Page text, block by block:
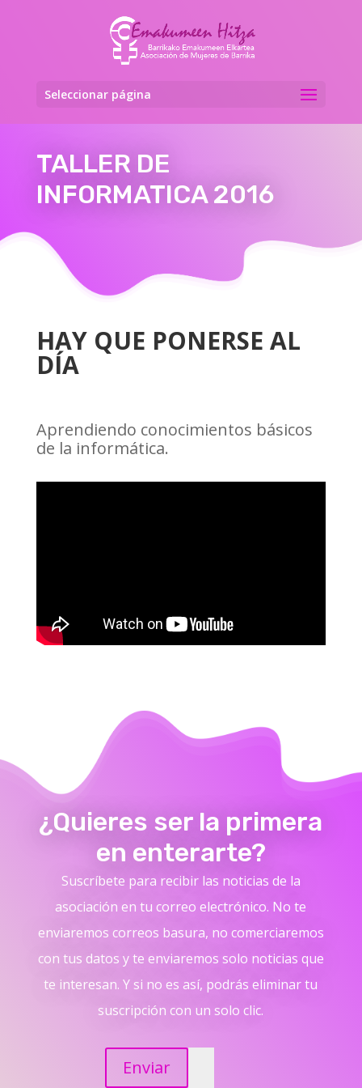
Seleccionar página
TALLER DE
INFORMATICA 2016
HAY QUE PONERSE AL
DÍA
Aprendiendo conocimientos básicos
de la informática.
¿Quieres ser la primera
en enterarte?
Suscríbete para recibir las noticias de la
asociación en tu correo electrónico. No te
enviaremos correos basura, no comerciaremos
con tus datos y te enviaremos solo noticias que
te interesan. Y si no es así, podrás eliminar tu
suscripción con un solo clic.
Enviar